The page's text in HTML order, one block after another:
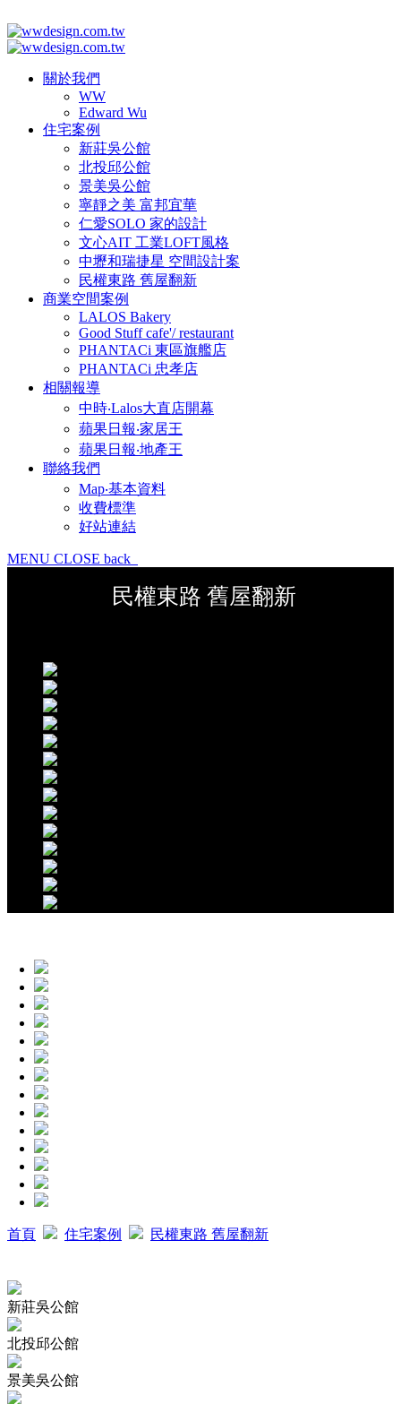
關於我們
WW
Edward Wu
住宅案例
新莊吳公館
北投邱公館
景美吳公館
寧靜之美 富邦宜華
仁愛SOLO 家的設計
文心AIT 工業LOFT風格
中壢和瑞捷星 空間設計案
民權東路 舊屋翻新
商業空間案例
LALOS Bakery
Good Stuff cafe'/ restaurant
PHANTACi 東區旗艦店
PHANTACi 忠孝店
相關報導
中時‧Lalos大直店開幕
蘋果日報‧家居王
蘋果日報‧地產王
聯絡我們
Map‧基本資料
收費標準
好站連結
MENU CLOSE back
民權東路 舊屋翻新
首頁 住宅案例 民權東路 舊屋翻新
新莊吳公館
北投邱公館
景美吳公館